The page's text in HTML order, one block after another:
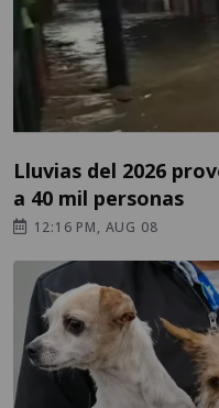
Lluvias del 2026
a 40 mil personas
12:16 PM, AUG 08